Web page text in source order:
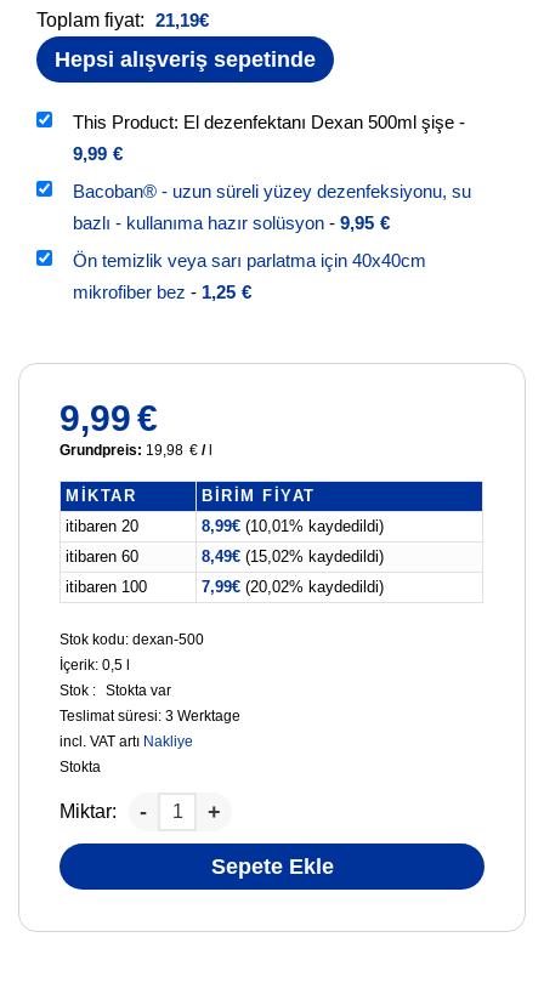
Toplam fiyat: 21,19€
Hepsi alışveriş sepetinde
This Product: El dezenfektanı Dexan 500ml şişe -
9,99 €
Bacoban® - uzun süreli yüzey dezenfeksiyonu, su
bazlı - kullanıma hazır solüsyon - 9,95 €
Ön temizlik veya sarı parlatma için 40x40cm
mikrofiber bez - 1,25 €
9,99€
Grundpreis: 19,98 € /
MIKTAR
BIRIM FIYAT
itibaren 20
8,99€ (10,01% kaydedildi)
itibaren 60
8,49€ (15,02% kaydedildi)
itibaren 100
7,99€ (20,02% kaydedildi)
Stok kodu: dexan-500
İçerik: 0,5
Stok :
Stokta var
Teslimat süresi:3 Werktage
incl. VAT artı Nakliye
Stokta
Miktar:
Sepete Ekle